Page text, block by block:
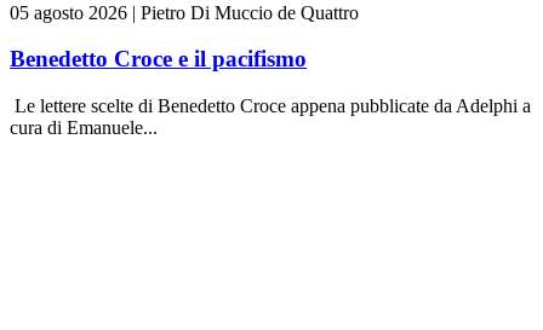
05 agosto 2026 | Pietro Di Muccio de Quattro
Benedetto Croce e il pacifismo
Le lettere scelte di Benedetto Croce appena pubblicate da Adelphi a
cura di Emanuele...